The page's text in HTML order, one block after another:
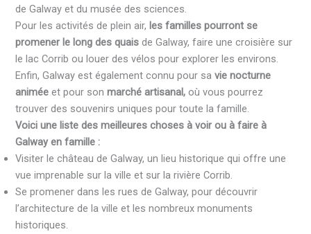
de Galway et du musée des sciences.
Pour les activités de plein air, les familles pourront se
promener le long des quais de Galway, faire une croisière sur
le lac Corrib ou louer des vélos pour explorer les environs.
Enfin, Galway est également connu pour savie nocturne
animée et pour sonmarché artisanal, où vous pourrez
trouver des souvenirs uniques pour toute la famille.
Voici une liste des meilleures choses à voir ou à faire à
Galway en famille :
Visiter le château de Galway, un lieu historique qui offre une
vue imprenable sur la ville et sur la rivière Corrib.
Se promener dans les rues de Galway, pour découvrir
l’architecture de la ville et les nombreux monuments
historiques.